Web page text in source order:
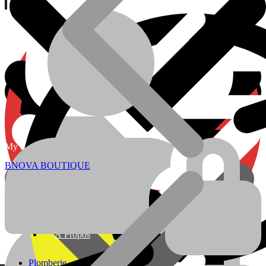
Currency:
ADRESSE
Localisation
My account
Plomberie
À Propos
BNOVA BOUTIQUE